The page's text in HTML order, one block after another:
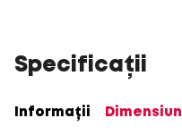
Specificații
Informații Dimensiuni